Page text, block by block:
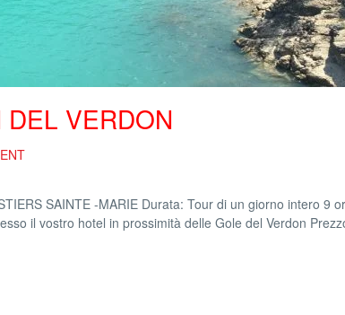
VERDON
SAINTE -MARIE Durata: Tour di un giorno intero 9
il vostro hotel in prossimità delle Gole del Verdon